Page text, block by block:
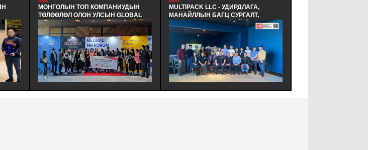
МОНГОЛЫН ТОП КОМПАНИУДЫН
ТӨЛӨӨЛӨЛ ОЛОН УЛСЫН GLOBAL
HR FORUM (GHRF)-Д АМЖИЛТАЙ
ОРОЛЦЛОО. - МОНГОЛЫН ХҮНИЙ
НӨӨЦИЙН ИНСТИТУТИЙН ГИШҮҮН
БОЛОН ДЭМЖИГЧ ТОП ААН-ДИЙН
ТӨЛӨӨЛӨЛ БНСУ-Д ЖИЛ БҮР
УЛАМЖЛАЛ ОЛОН ЗОХИОН
БАЙГУУЛЛАГДДАГ GLOBAL HR
FORUM (GHRF)-Д АМЖИЛТТАЙ
MULTIPACK LLC - УДИРДЛАГА,
МАНАЙЛЛЫН БАГЦ СУРГАЛТ,
СЕМИНАР ЗОХИОН БАЙГУУЛАВ -
ЭКОЛОГИД ЭЭЛТЭЙ, ЭДИЙН ЗАСАГТ
ХЭМНЭЛТТЭЙ, ХЭРЭГЛЭЭНД
ЗОХИМЖТОЙ БАГЛАА БООДЛЫН
ШИЙДЭЛИЙГ ИРГЭДДЭЭ САНАЛ
БОЛГОДОГ МУЛТИПАК ХХК-Н
УДИРДЛАГЫН БАГ ХАМТ ОЛОНД
СУРГАЛТ СЕМИНАР ЗОХИОН
ҮНДЭСНИЙ СТАТИСТИКИЙН
ХОРООНЫ АЛБА НЭГЖИЙН
АЖИЛЛАГАА | БАЙГУУЛЛАГЫН
СОЁЛ, ТҮҮНИЙ ТӨЛӨВШИЛ
АГУУЛГААР СУРГАЛТ ЗОХИОН
БАЙГУУЛЛАГДЛАА.